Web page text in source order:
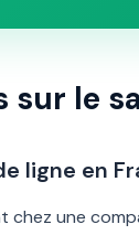
le
ligne en
chez une